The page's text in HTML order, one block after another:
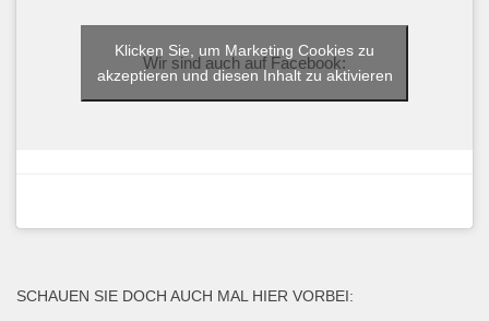
Wir sind auch auf Facebook:
Klicken Sie, um Marketing Cookies zu
akzeptieren und diesen Inhalt zu aktivieren
SCHAUEN SIE DOCH AUCH MAL HIER VORBEI: